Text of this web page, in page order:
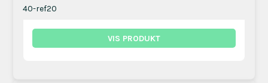
40-ref20
VIS PRODUKT